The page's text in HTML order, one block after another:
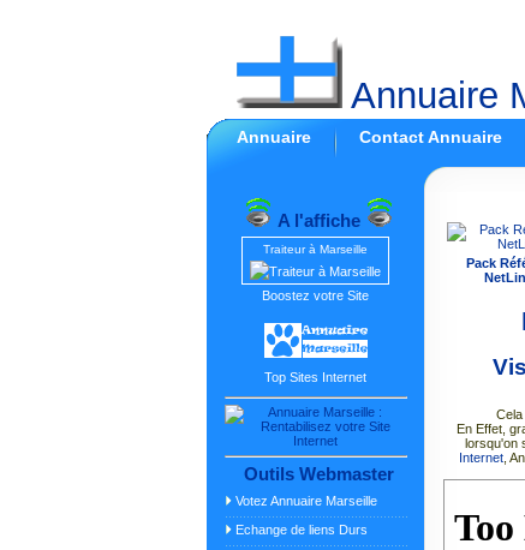
Annuaire
Annuaire Contact Annuaire
A l'affiche
Traiteur à Marseille
Boostez votre Site
Top Sites Internet
Outils Webmaster
Votez Annuaire Marseille
Echange de liens Durs
Pack
En Effet,
lorsqu'on
Internet,